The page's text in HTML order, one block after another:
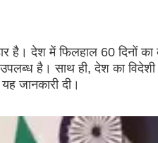
है। देश में फिलहाल 60 दिनों
है। साथ ही, देश का
जानकारी दी।